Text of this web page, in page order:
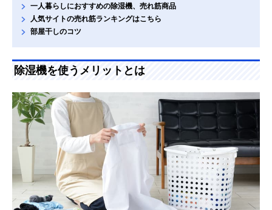
一人暮らしにおすすめの除湿機、売れ筋商品
人気サイトの売れ筋ランキングはこちら
部屋干しのコツ
除湿機を使うメリットとは